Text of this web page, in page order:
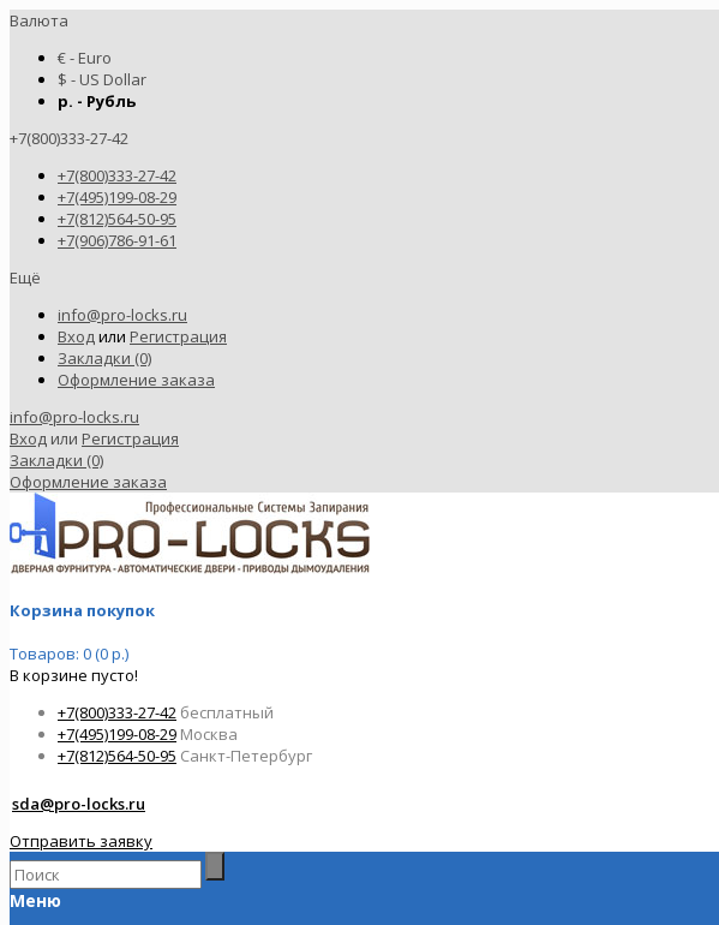
Валюта
€ - Euro
$ - US Dollar
р. - Рубль
+7(800)333-27-42
+7(800)333-27-42
+7(495)199-08-29
+7(812)564-50-95
+7(906)786-91-61
Ещё
info@pro-locks.ru
Входили Регистрация
Закладки (0)
Оформление заказа
info@pro-locks.ru
Вход или Регистрация
Закладки (0)
Оформление заказа
Корзина покупок
Товаров: 0 (0 р.)
В корзине пусто!
+7(800)333-27-42 бесплатный
+7(495)199-08-29 Москва
+7(812)564-50-95 Санкт-Петербург
sda@pro-locks.ru
Отправить заявку
Меню